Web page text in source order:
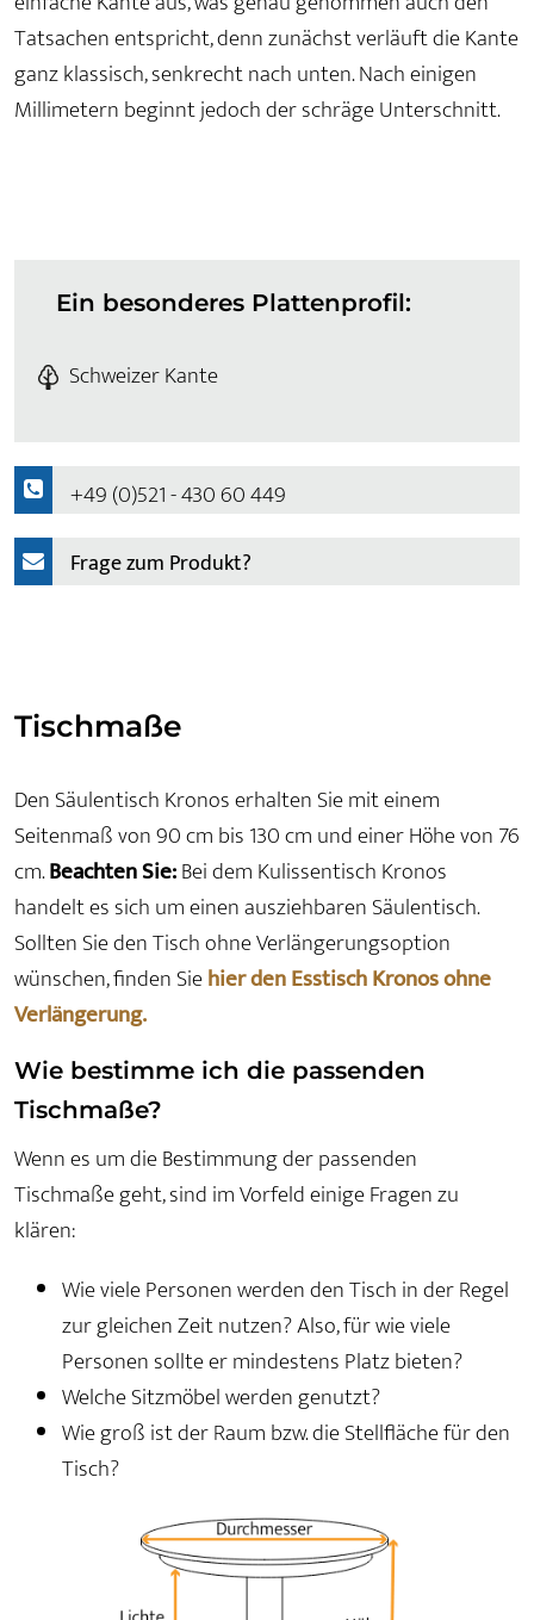
Tatsachen entspricht, denn zunächst verläuft die Kante
ganz klassisch, senkrecht nach unten. Nach einigen
Millimetern beginnt jedoch der schräge Unterschnitt.
Ein besonderes Plattenprofil:
Schweizer Kante
+49 (0)521 - 430 60 449
Frage zum Produkt?
Tischmaße
Den Säulentisch Kronos erhalten Sie mit einem
Seitenmaß von 90 cm bis 130 cm und einer Höhe von 76
cm.Beachten Sie:Bei dem Kulissentisch Kronos
handelt es sich um einen ausziehbaren Säulentisch.
Sollten Sie den Tisch ohne Verlängerungsoption
wünschen, finden Siehier den Esstisch Kronos ohne
Verlängerung.
Wie bestimme ich die passenden
Tischmaße?
Wenn es um die Bestimmung der passenden
Tischmaße geht, sind im Vorfeld einige Fragen zu
klären:
Wie viele Personen werden den Tisch in der Regel
zur gleichen Zeit nutzen? Also, für wie viele
Personen sollte er mindestens Platz bieten?
Welche Sitzmöbel werden genutzt?
Wie groß ist der Raum bzw. die Stellfläche für den
Tisch?